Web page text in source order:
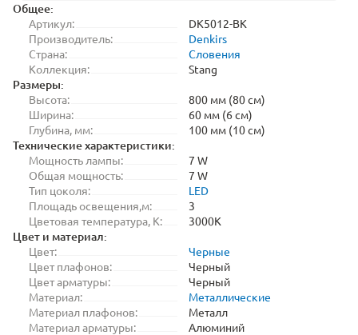
Общее:
Артикул:
DK5012-BK
Производитель:
Denkirs
Страна:
Словения
Коллекция:
Stang
Размеры:
Высота:
800 мм (80 см)
Ширина:
60 мм (6 см)
Глубина, мм:
100 мм (10 см)
Технические характеристики:
Мощность лампы:
7 W
Общая мощность:
7 W
Тип цоколя:
LED
Площадь освещения,м:
3
Цветовая температура, K:
3000K
Цвет и материал:
Цвет:
Черные
Цвет плафонов:
Черный
Цвет арматуры:
Черный
Материал:
Металлические
Материал плафонов:
Металл
Материал арматуры:
Алюминий